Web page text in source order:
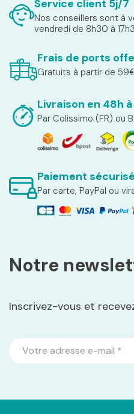
Service client 5j/7
Nos conseillers sont à
vendredi de 8h30 à
Frais de ports
Gratuits à partir de
Livraison en 48h
Par Colissimo (FR) ou
Paiement sécurisé
Par carte, PayPal ou
Notre
Inscrivez-vous et